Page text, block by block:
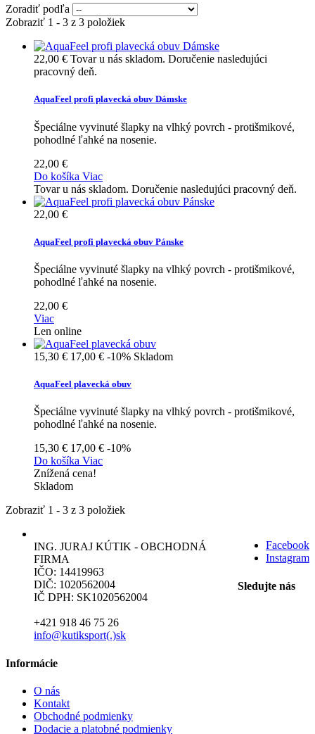
Zoradiť podľa
Zobraziť 1 - 3 z 3 položiek
22,00 € Tovar u nás skladom. Doručenie nasledujúci
pracovný deň.
AquaFeel profi plavecká obuv Dámske
Špeciálne vyvinuté šlapky na vlhký povrch - protišmikové,
pohodlné ľahké na nosenie.
22,00 €
Do košíka Viac
Tovar u nás skladom. Doručenie nasledujúci pracovný deň.
22,00 €
AquaFeel profi plavecká obuv Pánske
Špeciálne vyvinuté šlapky na vlhký povrch - protišmikové,
pohodlné ľahké na nosenie.
22,00 €
Viac
Len online
15,30 € 17,00 € -10% Skladom
AquaFeel plavecká obuv
Špeciálne vyvinuté šlapky na vlhký povrch - protišmikové,
pohodlné ľahké na nosenie.
15,30 € 17,00 € -10%
Do košíka Viac
Znížená cena!
Skladom
Zobraziť 1 - 3 z 3 položiek
Facebook
Instagram
Sledujte nás
ING. JURAJ KÚTIK - OBCHODNÁ
FIRMA
IČO: 14419963
DIČ: 1020562004
IČ DPH: SK1020562004
+421 918 46 75 26
info@kutiksport(.)sk
Informácie
O nás
Kontakt
Obchodné podmienky
Dodacie a platobné podmienky